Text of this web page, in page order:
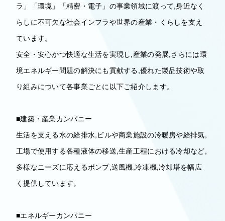
ラ」「環境」「精密・電子」の事業領域に渡って,身近なく
らしに不可欠な社会インフラや世界の産業・くらしを支え
ています。
安全・安心かつ快適な生活を実現し,産業の発展,さらには環
境エネルギー問題の解決にも貢献する,優れた製品技術や取
り組みについて各事業ごとに以下ご紹介します。
■建築・産業カンパニー
生活を支える水の給排水,ビルや商業施設の冷暖房や給排気,
工場で使用する各種液体の移送,生産工程における冷却など,
多様なニーズに応えるポンプ,送風機,冷凍機,冷却塔を幅広
く提供しています。
■エネルギーカンパニー